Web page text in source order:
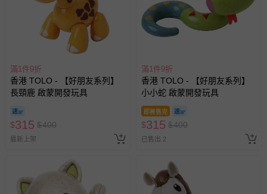
滿1件9折
香港 TOLO - 【好朋友系列】
長頸鹿 啟蒙開發玩具
$315 $400
最新上架
滿1件9折
香港 TOLO - 【好朋友系列】
小小蛇 啟蒙開發玩具
即將售完
$315 $400
已售出 2